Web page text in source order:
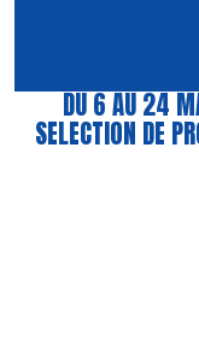
DU 6 AU 24
SELECTION DE